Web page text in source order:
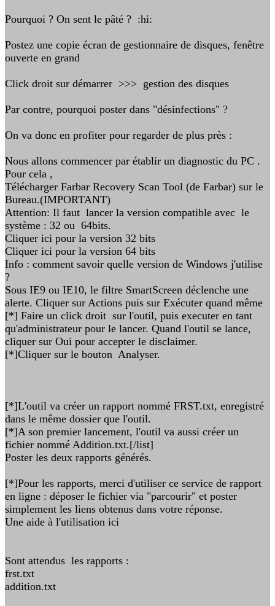
Pourquoi ? On sent le pâté ? :hi:
Postez une copie écran de gestionnaire de disques, fenêtre
ouverte en grand
Click droit sur démarrer >>> gestion des disques
Par contre, pourquoi poster dans "désinfections" ?
On va donc en profiter pour regarder de plus près :
Nous allons commencer par établir un diagnostic du PC .
Pour cela ,
Télécharger Farbar Recovery Scan Tool (de Farbar) sur le
Bureau.(IMPORTANT)
Attention: Il faut lancer la version compatible avec le
système : 32 ou 64bits.
Cliquer ici pour la version 32 bits
Cliquer ici pour la version 64 bits
Info : comment savoir quelle version de Windows j'utilise
?
Sous IE9 ou IE10, le filtre SmartScreen déclenche une
alerte. Cliquer sur Actions puis sur Exécuter quand même
[*] Faire un click droit sur l'outil, puis executer en tant
qu'administrateur pour le lancer. Quand l'outil se lance,
cliquer sur Oui pour accepter le disclaimer.
[*]Cliquer sur le bouton Analyser.
[*]L'outil va créer un rapport nommé FRST.txt, enregistré
dans le même dossier que l'outil.
[*]A son premier lancement, l'outil va aussi créer un
fichier nommé Addition.txt.[/list]
Poster les deux rapports générés.
[*]Pour les rapports, merci d'utiliser ce service de rapport
en ligne : déposer le fichier via "parcourir" et poster
simplement les liens obtenus dans votre réponse.
Une aide à l'utilisation ici
Sont attendus les rapports :
frst.txt
addition.txt